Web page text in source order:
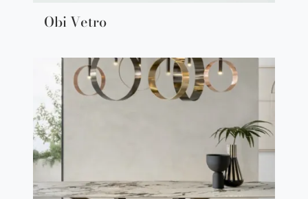
Obi Vetro